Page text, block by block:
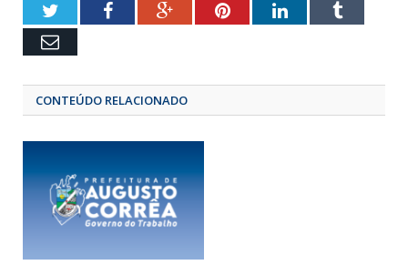
TwitterFacebookGoogle+Pinterest
LinkedIn
Email
CONTEÚDO RELACIONADO